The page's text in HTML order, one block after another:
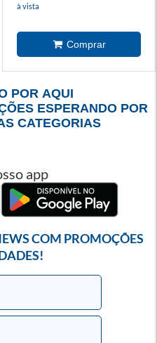
à vista
POR AQUI
ESPERANDO POR
CATEGORIAS
app
COM PROMOÇÕES